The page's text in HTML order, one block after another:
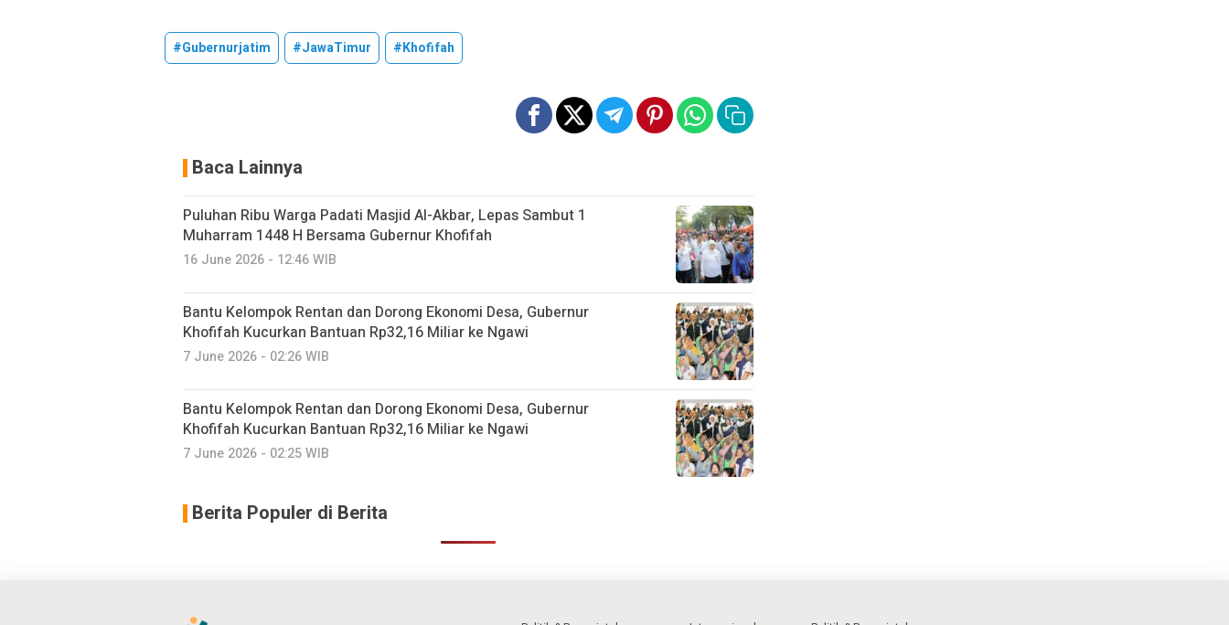
#gubernurjatim #jawaTimur #Khofifah
Baca Lainnya
Puluhan Ribu Warga Padati Masjid Al-Akbar, Lepas Sambut 1
Muharram 1448 H Bersama Gubernur Khofifah
16 June 2026 - 12:46 WIB
Bantu Kelompok Rentan dan Dorong Ekonomi Desa, Gubernur
Khofifah Kucurkan Bantuan Rp32,16 Miliar ke Ngawi
7 June 2026 - 02:26 WIB
Bantu Kelompok Rentan dan Dorong Ekonomi Desa, Gubernur
Khofifah Kucurkan Bantuan Rp32,16 Miliar ke Ngawi
7 June 2026 - 02:25 WIB
Berita Populer di Berita